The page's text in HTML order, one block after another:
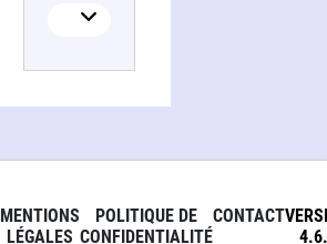
MENTIONS
LÉGALES
POLITIQUE DE
CONFIDENTIALITÉ
CONTACT